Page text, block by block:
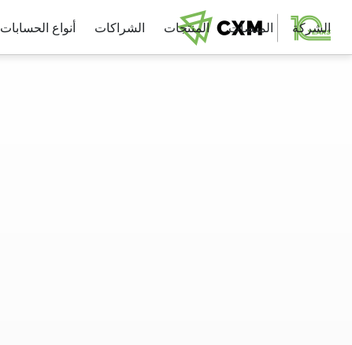
الشركة المنصات المنتجات الشراكات أنواع الحسابات